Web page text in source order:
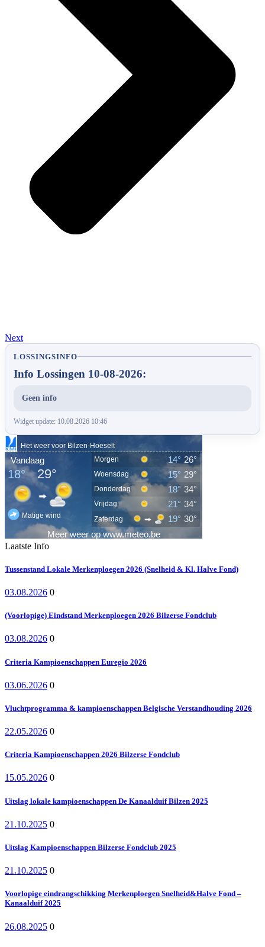
Next
LOSSINGSINFO
Info Lossingen 10-08-2026:
Geen info
Widget update: 10.08.2026 10:46
Laatste Info
Tussenstand Lokale Merkenploegen 2026 (Snelheid & Kl. Halve Fond)
03.08.2026 0
(Voorlopige) Eindstand Merkenploegen 2026 Bilzerse Fondclub
03.08.2026 0
Criteria Kampioenschappen Euregio 2026
03.06.2026 0
Vluchtprogramma & kampioenschappen Belgische Verstandhouding 2026
22.05.2026 0
Criteria Kampioenschappen 2026 Bilzerse Fondclub
15.05.2026 0
Uitslag lokale kampioenschappen De Kanaalduif Bilzen 2025
21.10.2025 0
Uitslag Kampioenschappen Bilzerse Fondclub 2025
21.10.2025 0
Voorlopige eindrangschikking Merkenploegen Snelheid&Halve Fond –
Kanaalduif 2025
26.08.2025 0